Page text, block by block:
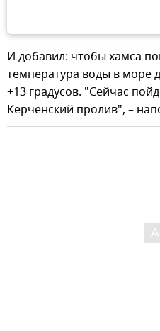
И добавил: чтобы хамса
температура воды в море
+13 градусов. "Сейчас
Керченский пролив", –